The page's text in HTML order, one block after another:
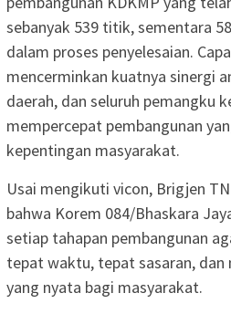
sebanyak 539 titik, sementara
dalam proses penyelesaian.
mencerminkan kuatnya sinergi
daerah, dan seluruh pemangku
mempercepat pembangunan
kepentingan masyarakat.
Usai mengikuti vicon, Brigjen
bahwa Korem 084/Bhaskara
setiap tahapan pembangunan
tepat waktu, tepat sasaran,
yang nyata bagi masyarakat.